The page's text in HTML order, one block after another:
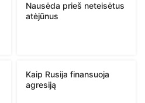
Nausėda prieš neteisėtus
atėjūnus
Kaip Rusija finansuoja
agresiją